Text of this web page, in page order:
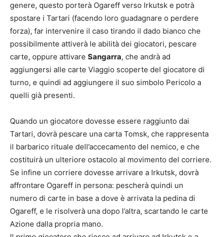
genere, questo porterà Ogareff verso Irkutsk e potrà
spostare i Tartari (facendo loro guadagnare o perdere
forza), far intervenire il caso tirando il dado bianco che
possibilmente attiverà le abilità dei giocatori, pescare
carte, oppure attivare Sangarra, che andrà ad
aggiungersi alle carte Viaggio scoperte del giocatore di
turno, e quindi ad aggiungere il suo simbolo Pericolo a
quelli già presenti.
Quando un giocatore dovesse essere raggiunto dai
Tartari, dovrà pescare una carta Tomsk, che rappresenta
il barbarico rituale dell’accecamento del nemico, e che
costituirà un ulteriore ostacolo al movimento del corriere.
Se infine un corriere dovesse arrivare a Irkutsk, dovrà
affrontare Ogareff in persona: pescherà quindi un
numero di carte in base a dove è arrivata la pedina di
Ogareff, e le risolverà una dopo l’altra, scartando le carte
Azione dalla propria mano.